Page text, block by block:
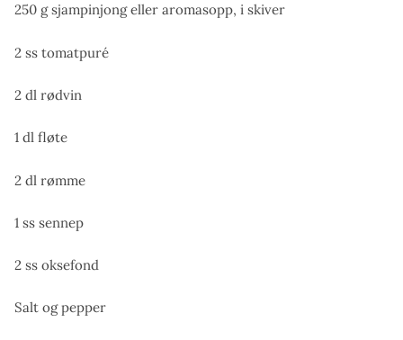
250 g sjampinjong eller aromasopp, i skiver
2 ss tomatpuré
2 dl rødvin
1 dl fløte
2 dl rømme
1 ss sennep
2 ss oksefond
Salt og pepper